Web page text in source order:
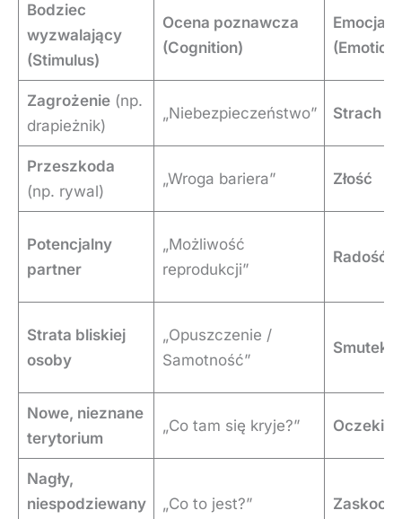
Bodziec
wyzwalający
(Stimulus)
Ocena poznawcza
(Cognition)
Emocja
(Emotion)
Zagrożenie(np.
drapieżnik)
„Niebezpieczeństwo” Strach
Przeszkoda
(np. rywal)
„Wroga bariera” Złość
Potencjalny
partner
„Możliwość
reprodukcji”
Radość
Strata bliskiej
osoby
„Opuszczenie /
Samotność”
Smutek
Nowe, nieznane
terytorium
„Co tam się kryje?”
Nagły,
niespodziewany
„Co to jest?”